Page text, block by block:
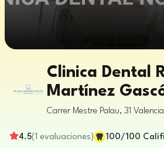
Clinica Dental
Martínez
Carrer Mestre Palau, 31 Valencia
4.5(1 evaluaciones) 100/100